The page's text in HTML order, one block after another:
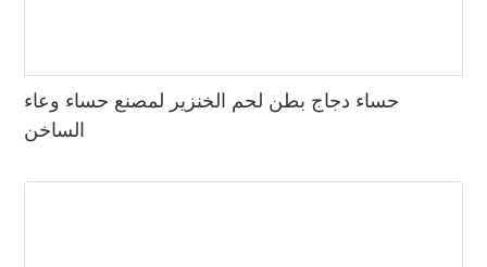
حساء دجاج بطن لحم الخنزير لمصنع حساء وعاء
الساخن